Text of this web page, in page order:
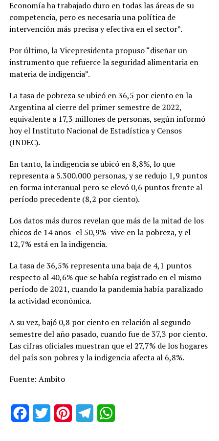
Economía ha trabajado duro en todas las áreas de su
competencia, pero es necesaria una política de
intervención más precisa y efectiva en el sector”.
Por último, la Vicepresidenta propuso “diseñar un
instrumento que refuerce la seguridad alimentaria en
materia de indigencia”.
La tasa de pobreza se ubicó en 36,5 por ciento en la
Argentina al cierre del primer semestre de 2022,
equivalente a 17,3 millones de personas, según informó
hoy el Instituto Nacional de Estadística y Censos
(INDEC).
En tanto, la indigencia se ubicó en 8,8%, lo que
representa a 5.300.000 personas, y se redujo 1,9 puntos
en forma interanual pero se elevó 0,6 puntos frente al
período precedente (8,2 por ciento).
Los datos más duros revelan que más de la mitad de los
chicos de 14 años -el 50,9%- vive en la pobreza, y el
12,7% está en la indigencia.
La tasa de 36,5% representa una baja de 4,1 puntos
respecto al 40,6% que se había registrado en el mismo
período de 2021, cuando la pandemia había paralizado
la actividad económica.
A su vez, bajó 0,8 por ciento en relación al segundo
semestre del año pasado, cuando fue de 37,3 por ciento.
Las cifras oficiales muestran que el 27,7% de los hogares
del país son pobres y la indigencia afecta al 6,8%.
Fuente: Ambito
FacebookTwitter PinterestTelegram